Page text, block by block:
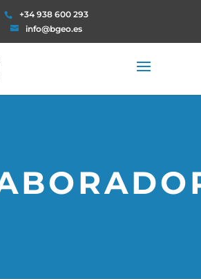
+34 938 600 293
info@bgeo.es